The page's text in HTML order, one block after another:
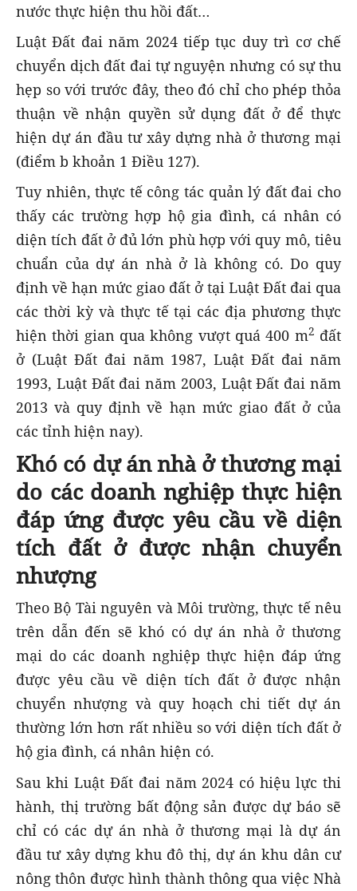
nước thực hiện thu hồi đất…
Luật Đất đai năm 2024 tiếp tục duy trì cơ chế
chuyển dịch đất đai tự nguyện nhưng có sự thu
hẹp so với trước đây, theo đó chỉ cho phép thỏa
thuận về nhận quyền sử dụng đất ở để thực
hiện dự án đầu tư xây dựng nhà ở thương mại
(điểm b khoản 1 Điều 127).
Tuy nhiên, thực tế công tác quản lý đất đai cho
thấy các trường hợp hộ gia đình, cá nhân có
diện tích đất ở đủ lớn phù hợp với quy mô, tiêu
chuẩn của dự án nhà ở là không có. Do quy
định về hạn mức giao đất ở tại Luật Đất đai qua
các thời kỳ và thực tế tại các địa phương thực
hiện thời gian qua không vượt quá 400 m2 đất
ở (Luật Đất đai năm 1987, Luật Đất đai năm
1993, Luật Đất đai năm 2003, Luật Đất đai năm
2013 và quy định về hạn mức giao đất ở của
các tỉnh hiện nay).
Khó có dự án nhà ở thương mại
do các doanh nghiệp thực hiện
đáp ứng được yêu cầu về diện
tích đất ở được nhận chuyển
nhượng
Theo Bộ Tài nguyên và Môi trường, thực tế nêu
trên dẫn đến sẽ khó có dự án nhà ở thương
mại do các doanh nghiệp thực hiện đáp ứng
được yêu cầu về diện tích đất ở được nhận
chuyển nhượng và quy hoạch chi tiết dự án
thường lớn hơn rất nhiều so với diện tích đất ở
hộ gia đình, cá nhân hiện có.
Sau khi Luật Đất đai năm 2024 có hiệu lực thi
hành, thị trường bất động sản được dự báo sẽ
chỉ có các dự án nhà ở thương mại là dự án
đầu tư xây dựng khu đô thị, dự án khu dân cư
nông thôn được hình thành thông qua việc Nhà